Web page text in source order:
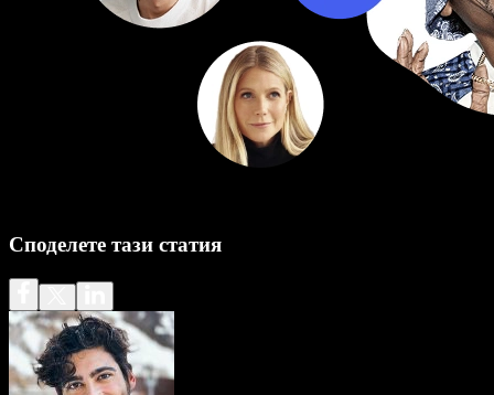
Споделете тази статия